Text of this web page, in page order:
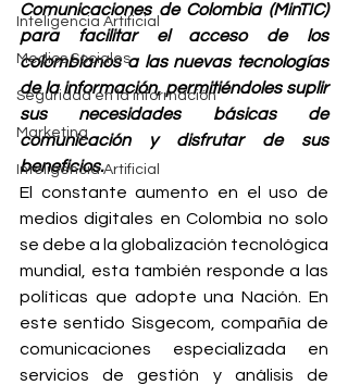
Inteligencia Artificial
Medios Sociales
Seguridad en la información
Marketing
Inteligencia Artificial
Comunicaciones de Colombia (MinTIC)
para facilitar el acceso de los
colombianos a las nuevas tecnologías
de la información, permitiéndoles suplir
sus necesidades básicas de
comunicación y disfrutar de sus
beneficios.
El constante aumento en el uso de
medios digitales en Colombia no solo
se debe a la globalización tecnológica
mundial, esta también responde a las
políticas que adopte una Nación. En
este sentido Sisgecom, compañía de
comunicaciones especializada en
servicios de gestión y análisis de